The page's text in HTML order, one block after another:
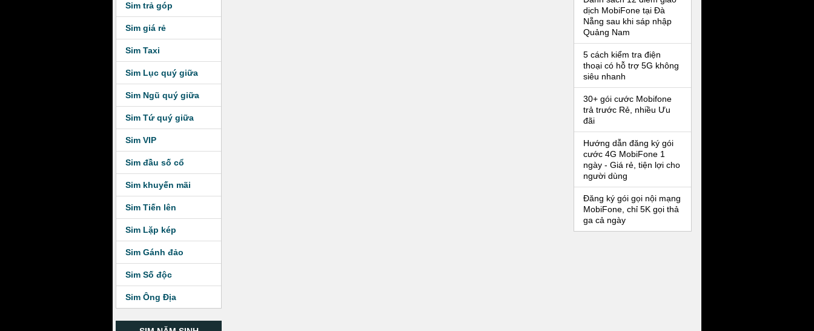
Sim trả góp
Sim giá rẻ
Sim Taxi
Sim Lục quý giữa
Sim Ngũ quý giữa
Sim Tứ quý giữa
Sim VIP
Sim đầu số cổ
Sim khuyến mãi
Sim Tiến lên
Sim Lặp kép
Sim Gánh đảo
Sim Số độc
Sim Ông Địa
dịch MobiFone tại Đà
Nẵng sau khi sáp nhập
Quảng Nam
5 cách kiểm tra điện
thoại có hỗ trợ 5G không
siêu nhanh
30+ gói cước Mobifone
trả trước Rẻ, nhiều Ưu
đãi
Hướng dẫn đăng ký gói
cước 4G MobiFone 1
ngày - Giá rẻ, tiện lợi cho
người dùng
Đăng ký gói gọi nội mạng
MobiFone, chỉ 5K gọi thả
ga cả ngày